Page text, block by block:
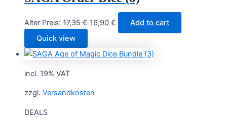
Alter Preis: 17,35€ Original
17,35 €.
16,90 € Current
price
16,90 €.
Add to cart
Quick view
incl. 19% VAT
zzgl. Versandkosten
DEALS